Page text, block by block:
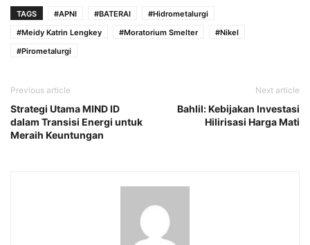
TAGS #APNI #BATERAI
#Hidrometalurgi
#Meidy Katrin Lengkey
#Moratorium Smelter
#Nikel
#Pirometalurgi
Previous article
Strategi Utama MIND ID
dalam Transisi Energi untuk
Meraih Keuntungan
Next article
Bahlil: Kebijakan Investasi
Hilirisasi Harga Mati